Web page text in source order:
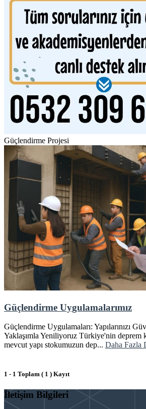
Güçlendirme Projesi
Güçlendirme Uygulamalarımız
Güçlendirme Uygulamaları: Yapılarınızı
Yaklaşımla Yeniliyoruz Türkiye'nin deprem
mevcut yapı stokumuzun dep... Daha Fazla
1 - 1 Toplam ( 1 ) Kayıt
İletişim Bilgileri